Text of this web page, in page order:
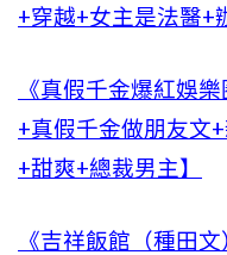
+穿越+女主是法醫+
《真假千金爆紅娛
+真假千金做朋友文
+甜爽+總裁男主】
《吉祥飯館（種田